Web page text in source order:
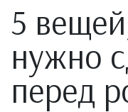
5
нужно
перед